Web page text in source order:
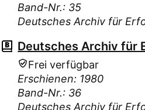
Band-Nr.: 35
Deutsches Archiv für
Deutsches Archiv für
Frei verfügbar
Erschienen: 1980
Band-Nr.: 36
Deutsches Archiv für